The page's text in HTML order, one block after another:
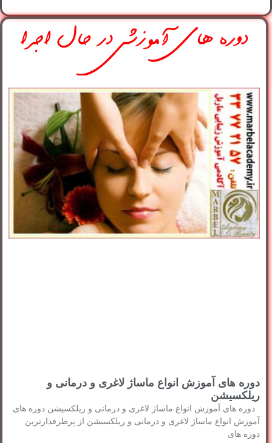
دوره های آموزش انواع ماساژ لاغری و درمانی و
ریلکسیشن
دوره های آموزش انواع ماساژ لاغری و درمانی و ریلکسیشن دوره های
آموزش انواع ماساژ لاغری و درمانی و ریلکسیشن از پرطرفدارترین
دوره های